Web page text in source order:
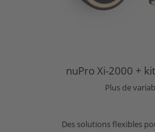
nuPro Xi-2000 +
Plus de
Des solutions flexibles